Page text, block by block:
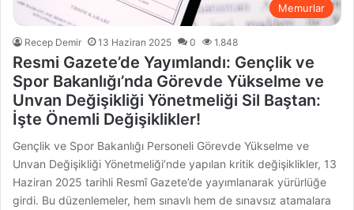
Memurlar
Recep Demir 13 Haziran 2025 0 1.848
Resmi Gazete’de Yayımlandı: Gençlik ve
Spor Bakanlığı’nda Görevde Yükselme ve
Unvan Değişikliği Yönetmeliği Sil Baştan:
İşte Önemli Değişiklikler!
Gençlik ve Spor Bakanlığı Personeli Görevde Yükselme ve
Unvan Değişikliği Yönetmeliği’nde yapılan kritik değişiklikler, 13
Haziran 2025 tarihli Resmî Gazete’de yayımlanarak yürürlüğe
girdi. Bu düzenlemeler, hem sınavlı hem de sınavsız atamalara